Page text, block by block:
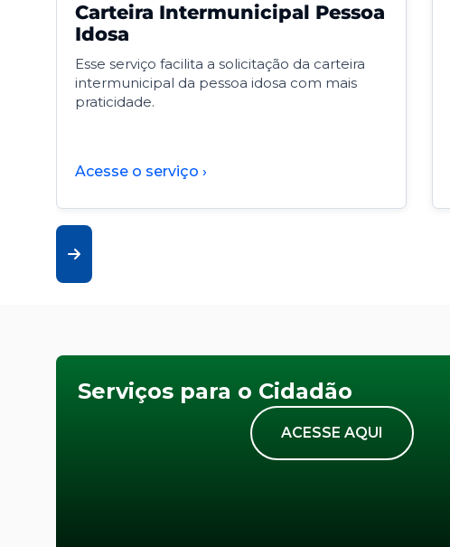
Carteira Intermunicipal Pessoa
Idosa
Esse serviço facilita a solicitação da carteira
intermunicipal da pessoa idosa com mais
praticidade.
Acesse o serviço ›
Serviços para o Cidadão
ACESSE AQUI